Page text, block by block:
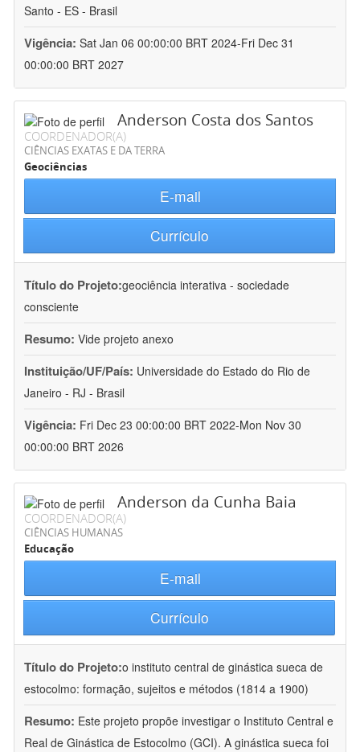
Santo - ES - Brasil
Vigência: Sat Jan 06 00:00:00 BRT 2024-Fri Dec 31
00:00:00 BRT 2027
Anderson Costa dos Santos
COORDENADOR(A)
CIÊNCIAS EXATAS E DA TERRA
Geociências
E-mail
Currículo
Título do Projeto:geociência interativa - sociedade
consciente
Resumo: Vide projeto anexo
Instituição/UF/País: Universidade do Estado do Rio de
Janeiro - RJ - Brasil
Vigência: Fri Dec 23 00:00:00 BRT 2022-Mon Nov 30
00:00:00 BRT 2026
Anderson da Cunha Baia
COORDENADOR(A)
CIÊNCIAS HUMANAS
Educação
E-mail
Currículo
Título do Projeto:o instituto central de ginástica sueca de
estocolmo: formação, sujeitos e métodos (1814 a 1900)
Resumo: Este projeto propõe investigar o Instituto Central e
Real de Ginástica de Estocolmo (GCI). A ginástica sueca foi